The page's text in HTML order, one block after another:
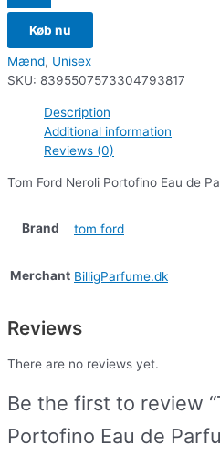
Køb nu
Mænd, Unisex
SKU: 8395507573304793817
Description
Additional information
Reviews (0)
Tom Ford Neroli Portofino Eau de
Brand tom ford
Merchant BilligParfume.dk
Reviews
There are no reviews yet.
Be the first to review
Portofino Eau de